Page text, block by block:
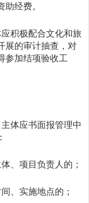
经费。
积极配合文化和旅
展的审计抽查，对
参加结项验收工
体应书面报管理中
、项目负责人的；
、实施地点的；